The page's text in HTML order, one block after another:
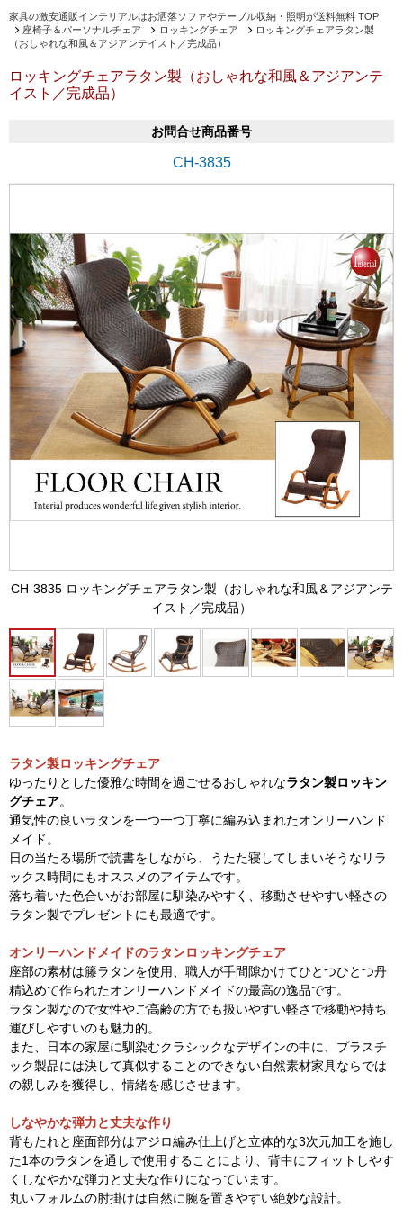
家具の激安通販インテリアルはお洒落ソファやテーブル収納・照明が送料無料 TOP
座椅子＆パーソナルチェア
ロッキングチェア
ロッキングチェアラタン製
（おしゃれな和風＆アジアンテイスト／完成品）
ロッキングチェアラタン製（おしゃれな和風＆アジアンテ
イスト／完成品）
お問合せ商品番号
CH-3835
CH-3835 ロッキングチェアラタン製（おしゃれな和風＆アジアンテ
イスト／完成品）
ラタン製ロッキングチェア
ゆったりとした優雅な時間を過ごせるおしゃれなラタン製ロッキン
グチェア。
通気性の良いラタンを一つ一つ丁寧に編み込まれたオンリーハンド
メイド。
日の当たる場所で読書をしながら、うたた寝してしまいそうなリラ
ックス時間にもオススメのアイテムです。
落ち着いた色合いがお部屋に馴染みやすく、移動させやすい軽さの
ラタン製でプレゼントにも最適です。
オンリーハンドメイドのラタンロッキングチェア
座部の素材は籐ラタンを使用、職人が手間隙かけてひとつひとつ丹
精込めて作られたオンリーハンドメイドの最高の逸品です。
ラタン製なので女性やご高齢の方でも扱いやすい軽さで移動や持ち
運びしやすいのも魅力的。
また、日本の家屋に馴染むクラシックなデザインの中に、プラスチ
ック製品には決して真似することのできない自然素材家具ならでは
の親しみを獲得し、情緒を感じさせます。
しなやかな弾力と丈夫な作り
背もたれと座面部分はアジロ編み仕上げと立体的な3次元加工を施し
た1本のラタンを通しで使用することにより、背中にフィットしやす
くしなやかな弾力と丈夫な作りになっています。
丸いフォルムの肘掛けは自然に腕を置きやすい絶妙な設計。